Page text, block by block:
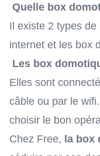
Quelle box
Il existe 2 types
internet et les box
Les box
Elles sont
câble ou par le
choisir le bon
Chez Free, la box